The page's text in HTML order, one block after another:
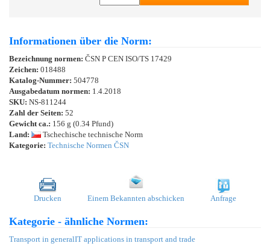
Informationen über die Norm:
Bezeichnung normen: ČSN P CEN ISO/TS 17429
Zeichen: 018488
Katalog-Nummer: 504778
Ausgabedatum normen: 1.4.2018
SKU: NS-811244
Zahl der Seiten: 52
Gewicht ca.: 156 g (0.34 Pfund)
Land:
Tschechische technische Norm
Kategorie: Technische Normen ČSN
Drucken Einem Bekannten abschicken Anfrage
Kategorie - ähnliche Normen:
Transport in generalIT applications in transport and trade